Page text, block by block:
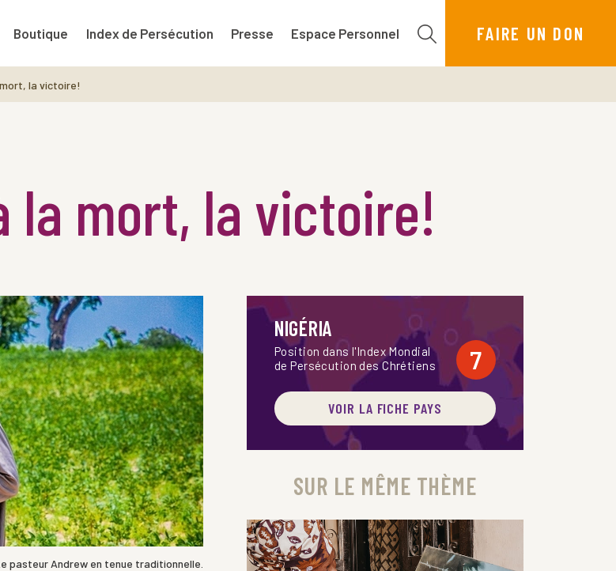
Boutique Index de Persécution Presse Espace Personnel FAIRE UN DON
la victoire!
la mort, la victoire!
pasteur Andrew en tenue traditionnelle.
NIGÉRIA
Position dans l'Index Mondial
de Persécution des Chrétiens
7
VOIR LA FICHE PAYS
SUR LE MÊME THÈME